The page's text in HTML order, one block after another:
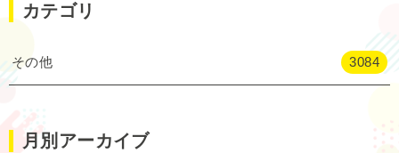
カテゴリ
その他 3084
月別アーカイブ